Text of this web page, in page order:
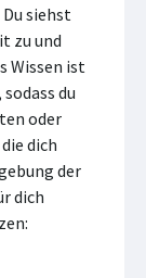
siehst
zu und
Wissen ist
du
oder
dich
der
dich